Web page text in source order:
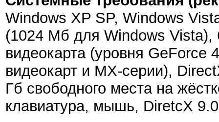
Windows XP SP, Windows
(1024 Мб для Windows
видеокарта (уровня
видеокарт и MX-серии),
Гб свободного места на
клавиатура, мышь, DiretcX